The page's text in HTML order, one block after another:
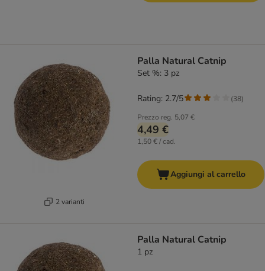
2 varianti
Palla Natural Catnip
Set %: 3 pz
Prezzo reg. 5,07 €
4,49 €
1,50 € / cad.
Rating: 2.7/5 (38)
Aggiungi al carrello
Palla Natural Catnip
1 pz